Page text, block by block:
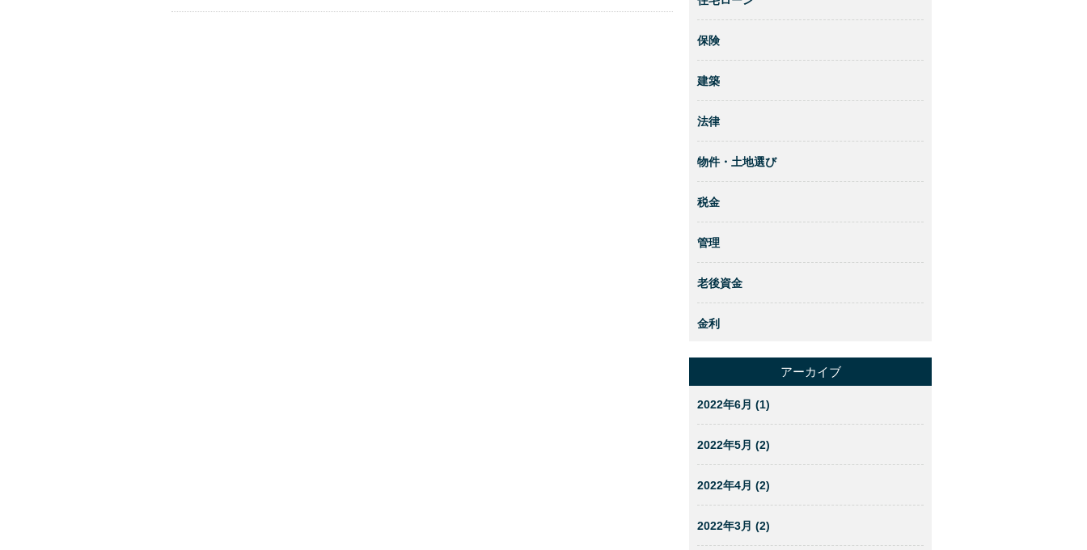
保険
建築
法律
物件・土地選び
税金
管理
老後資金
金利
アーカイブ
2022年6月 (1)
2022年5月 (2)
2022年4月 (2)
2022年3月 (2)